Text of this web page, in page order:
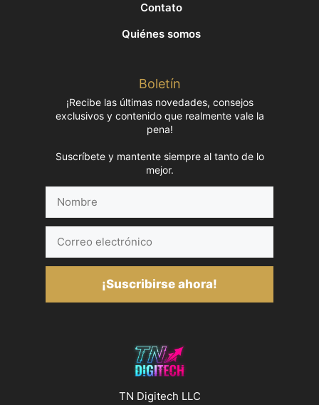
Contato
Quiénes somos
Boletín
¡Recibe las últimas novedades, consejos
exclusivos y contenido que realmente vale la
pena!
Suscríbete y mantente siempre al tanto de lo
mejor.
electrónico
¡Suscribirse ahora!
TN Digitech LLC